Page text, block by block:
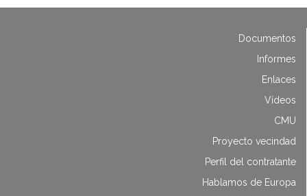
Documentos
Informes
Enlaces
Vídeos
CMU
Proyecto vecindad
Perfil del contratante
Hablamos de Europa